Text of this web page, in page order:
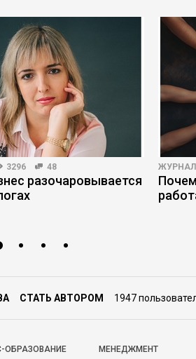
3296 48
разочаровывается
ЖУРНАЛ
СТАТЬ АВТОРОМ 1947
ОБРАЗОВАНИЕ МЕНЕДЖМЕНТ